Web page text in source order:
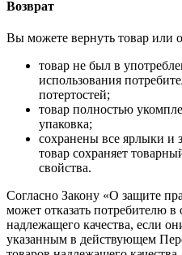
Возврат
Вы можете вернуть товар или
товар не был в
использования
потертостей;
товар полностью
упаковка;
сохранены все ярлыки и
товар сохраняет
свойства.
Согласно Закону «О защите
может отказать потребителю в
надлежащего качества, если
указанным в действующем